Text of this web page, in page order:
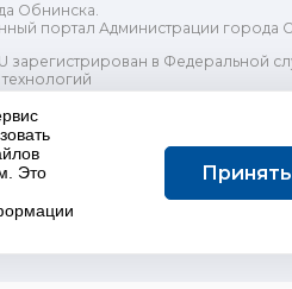
Обнинска.
портал Администрации города
в Федеральной
24 июля 2018 года.
73321
округа "Город Обнинск". Главный
85-85
18+
данных
Это
Принять